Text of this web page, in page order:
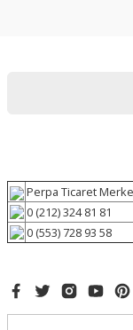
Perpa Ticaret
0 (212) 324 81 81
0 (553) 728 93 58